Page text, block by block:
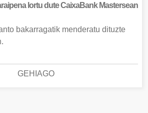
lortu dute CaixaBank Mastersean
bakarragatik menderatu dituzte
GEHIAGO